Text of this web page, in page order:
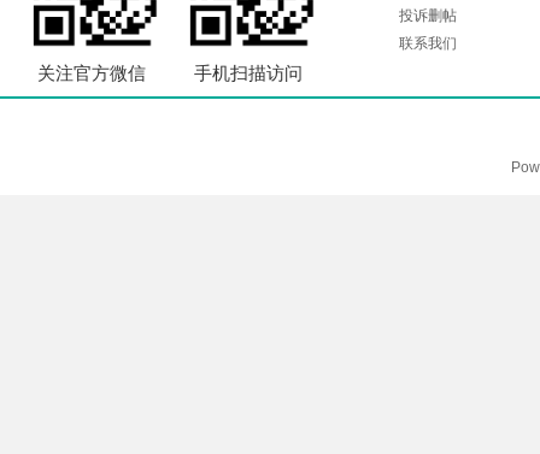
关注官方微信 手机扫描访问
投诉删帖
联系我们